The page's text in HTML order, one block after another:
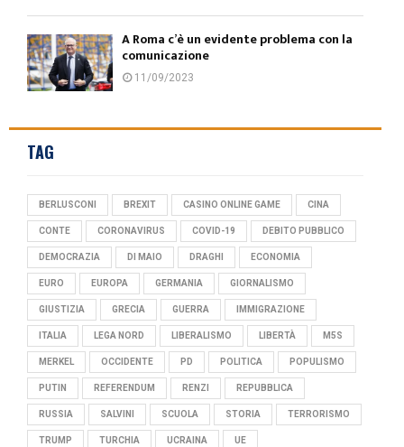
A Roma c’è un evidente problema con la
comunicazione
11/09/2023
TAG
BERLUSCONI BREXIT CASINO ONLINE GAME CINA
CONTE CORONAVIRUS COVID-19 DEBITO PUBBLICO
DEMOCRAZIA DI MAIO DRAGHI ECONOMIA
EURO EUROPA GERMANIA GIORNALISMO
GIUSTIZIA GRECIA GUERRA IMMIGRAZIONE
ITALIA LEGA NORD LIBERALISMO LIBERTÀ M5S
MERKEL OCCIDENTE PD POLITICA POPULISMO
PUTIN REFERENDUM RENZI REPUBBLICA
RUSSIA SALVINI SCUOLA STORIA TERRORISMO
TRUMP TURCHIA UCRAINA UE